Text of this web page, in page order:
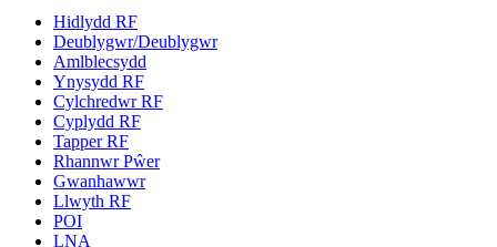
Hidlydd RF
Deublygwr/Deublygwr
Amlblecsydd
Ynysydd RF
Cylchredwr RF
Cyplydd RF
Tapper RF
Rhannwr Pŵer
Gwanhawwr
Llwyth RF
POI
LNA